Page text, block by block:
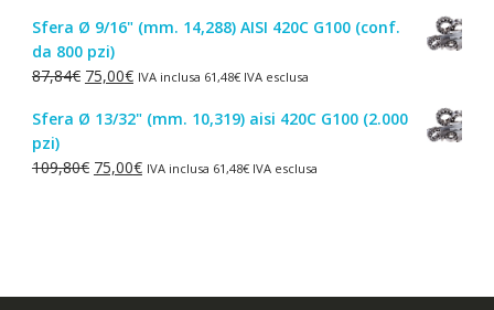
originale
era:
1,50€.
attuale
è:
1,00€.
Sfera Ø 9/16" (mm. 14,288) AISI 420C G100 (conf.
da 800 pzi)
87,84€ Il
originale
87,84€.
75,00€Il
attuale
75,00€.
IVA inclusa 61,48€IVA esclusa
Sfera Ø 13/32" (mm. 10,319) aisi 420C G100 (2.000
pzi)
109,80€ Il
75,00€IlIVA inclusa 61,48€IVA esclusa